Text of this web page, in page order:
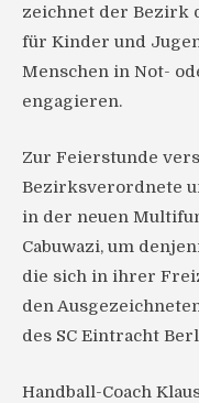
zeichnet der Bezirk
für Kinder und
Menschen in Not-
engagieren.
Zur Feierstunde
Bezirksverordnete
in der neuen
Cabuwazi, um
die sich in ihrer
den
des SC Eintracht
Handball-Coach